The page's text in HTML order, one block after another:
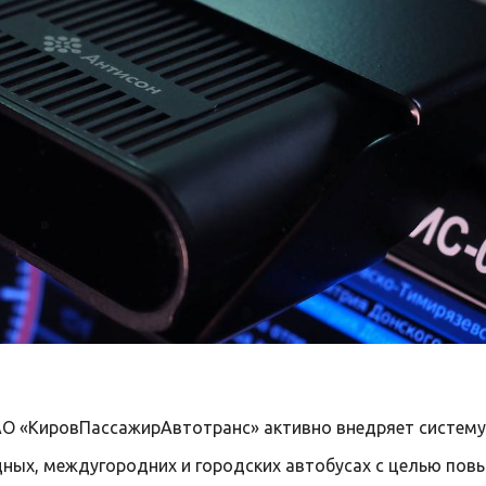
«КировПассажирАвтотранс» активно внедряет
междугородних и городских автобусах с целью